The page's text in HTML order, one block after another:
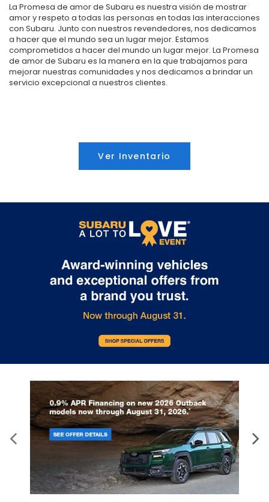
La Promesa de amor de Subaru es nuestra visión de mostrar
amor y respeto a todas las personas en todas las interacciones
con Subaru. Junto con nuestros revendedores, nos dedicamos
a hacer que el mundo sea un lugar mejor. Estamos
comprometidos a hacer del mundo un lugar mejor. La Promesa
de amor de Subaru es la manera en la que trabajamos para
mejorar nuestras comunidades y nos dedicamos a brindar un
servicio excepcional a nuestros clientes.
Ver Inventario